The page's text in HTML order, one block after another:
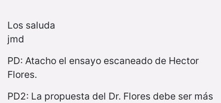
Los saluda
jmd
PD: Atacho el ensayo escaneado de Hector
Flores.
PD2: La propuesta del Dr. Flores debe ser más